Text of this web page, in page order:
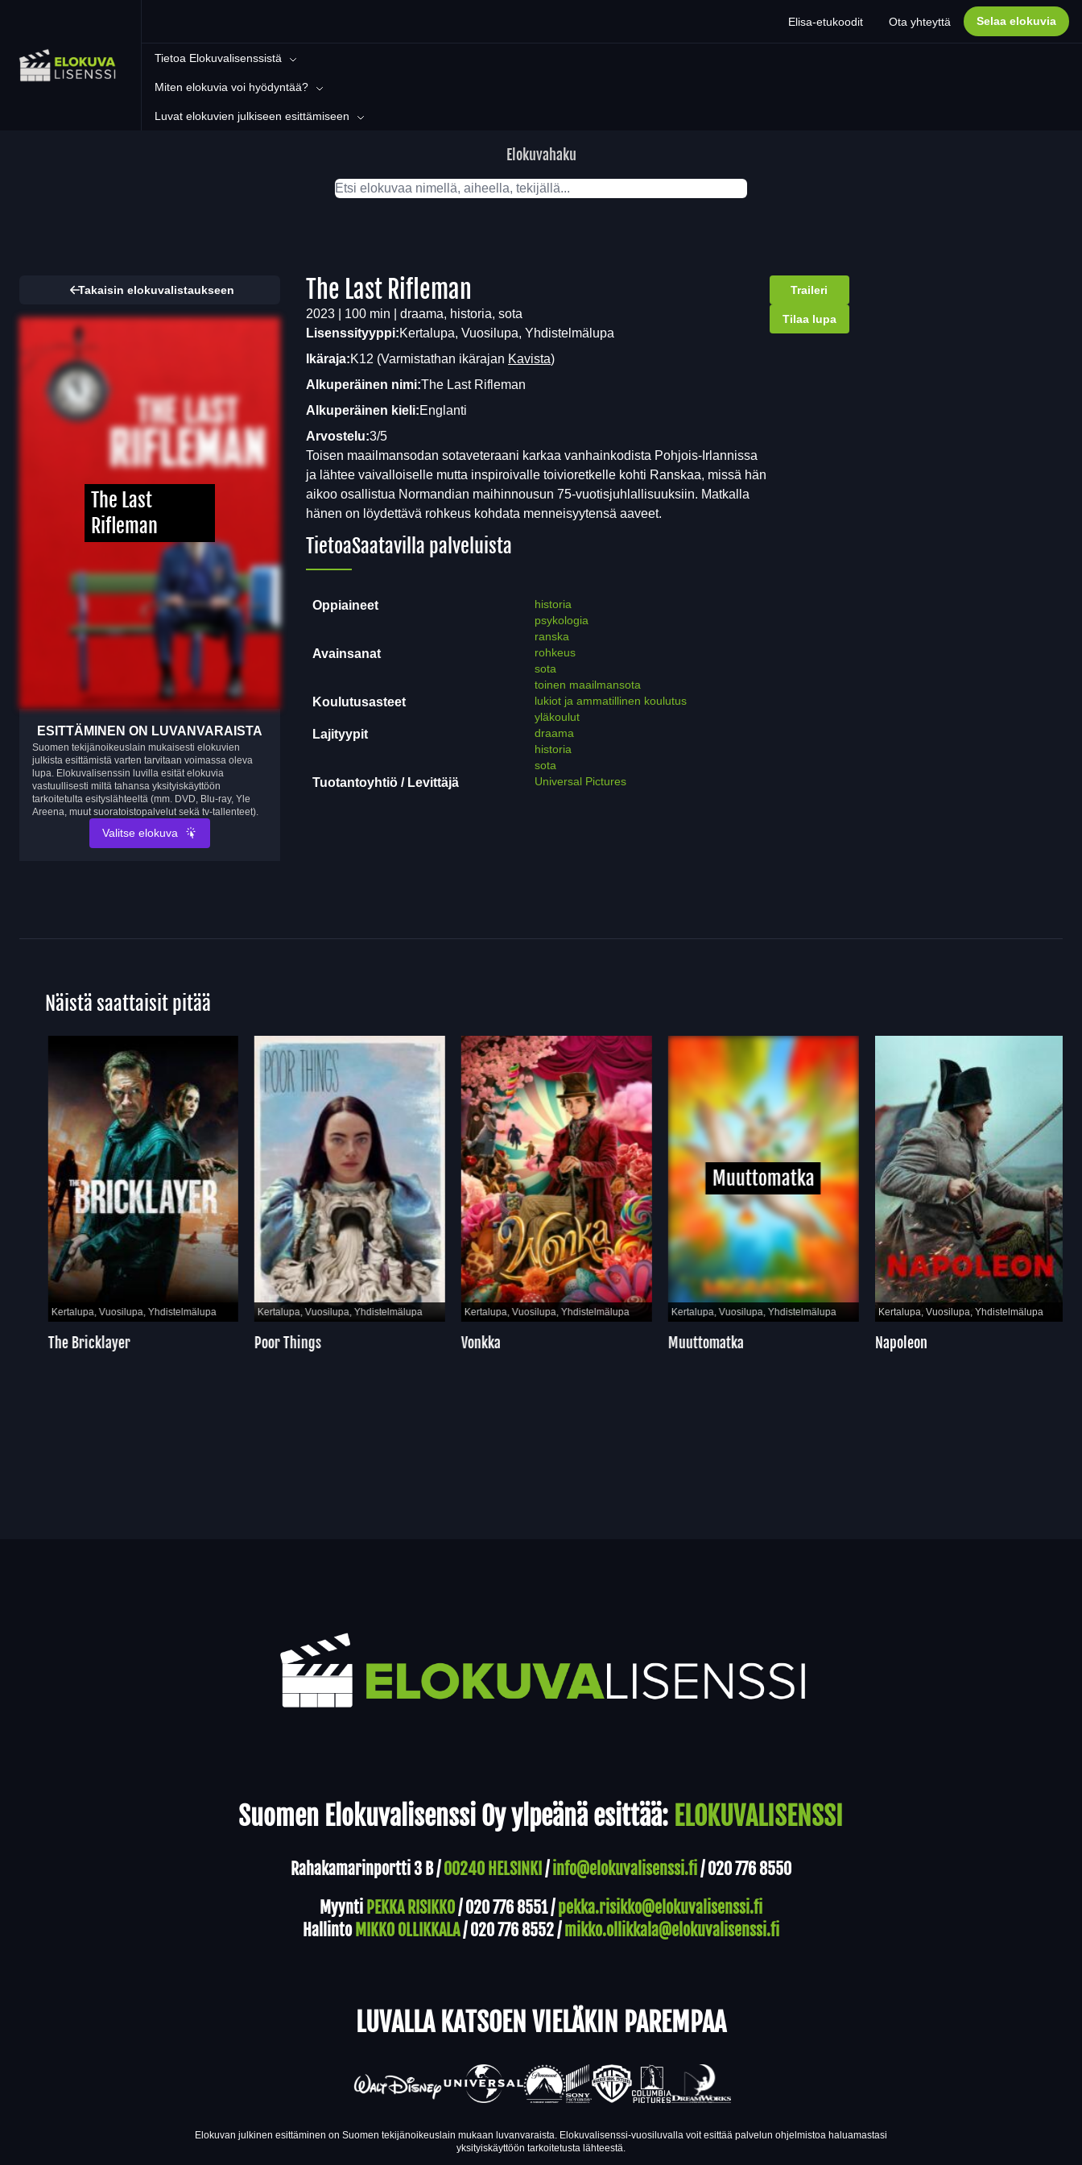
Elisa-etukoodit Ota yhteyttä Selaa elokuvia
Tietoa Elokuvalisenssistä
Miten elokuvia voi hyödyntää?
Luvat elokuvien julkiseen esittämiseen
Elokuvahaku
Takaisin elokuvalistaukseen
The Last
Rifleman
ESITTÄMINEN ON LUVANVARAISTA
Suomen tekijänoikeuslain mukaisesti elokuvien
julkista esittämistä varten tarvitaan voimassa oleva
lupa. Elokuvalisenssin luvilla esität elokuvia
vastuullisesti miltä tahansa yksityiskäyttöön
tarkoitetulta esityslähteeltä (mm. DVD, Blu-ray, Yle
Areena, muut suoratoistopalvelut sekä tv-tallenteet).
Valitse elokuva
Traileri
Tilaa lupa
The Last Rifleman
2023 | 100 min | draama, historia, sota
Lisenssityyppi:Kertalupa, Vuosilupa, Yhdistelmälupa
Ikäraja:K12 (Varmistathan ikärajan Kavista)
Alkuperäinen nimi:The Last Rifleman
Alkuperäinen kieli:Englanti
Arvostelu:3/5
Toisen maailmansodan sotaveteraani karkaa vanhainkodista Pohjois-Irlannissa
ja lähtee vaivalloiselle mutta inspiroivalle toivioretkelle kohti Ranskaa, missä hän
aikoo osallistua Normandian maihinnousun 75-vuotisjuhlallisuuksiin. Matkalla
hänen on löydettävä rohkeus kohdata menneisyytensä aaveet.
TietoaSaatavilla palveluista
Oppiaineet
historia
psykologia
ranska
Avainsanat
rohkeus
sota
toinen maailmansota
Koulutusasteet
lukiot ja ammatillinen koulutus
yläkoulut
Lajityypit
draama
historia
sota
Tuotantoyhtiö / Levittäjä Universal Pictures
Näistä saattaisit pitää
Kertalupa, Vuosilupa, Yhdistelmälupa
The Bricklayer
Kertalupa, Vuosilupa, Yhdistelmälupa
Poor Things
Kertalupa, Vuosilupa, Yhdistelmälupa
Vonkka
Muuttomatka
Kertalupa, Vuosilupa, Yhdistelmälupa
Muuttomatka
Kertalupa, Vuosilupa, Yhdistelmälupa
Napoleon
Suomen Elokuvalisenssi Oy ylpeänä esittää: ELOKUVALISENSSI
Rahakamarinportti 3 B /00240 HELSINKI /info@elokuvalisenssi.fi/020 776 8550
Myynti PEKKA RISIKKO/020 776 8551/pekka.risikko@elokuvalisenssi.fi
Hallinto MIKKO OLLIKKALA/020 776 8552/mikko.ollikkala@elokuvalisenssi.fi
LUVALLA KATSOEN VIELÄKIN PAREMPAA
Elokuvan julkinen esittäminen on Suomen tekijänoikeuslain mukaan luvanvaraista. Elokuvalisenssi-vuosiluvalla voit esittää palvelun ohjelmistoa haluamastasi
yksityiskäyttöön tarkoitetusta lähteestä.